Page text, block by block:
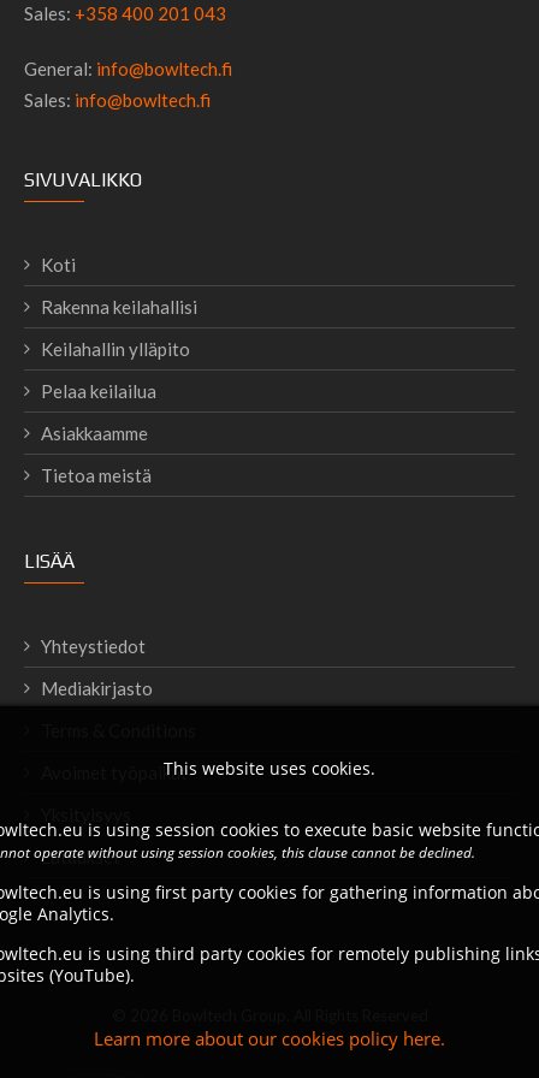
Sales: +358 400 201 043
General: info@bowltech.fi
Sales: info@bowltech.fi
SIVUVALIKKO
Koti
Rakenna keilahallisi
Keilahallin ylläpito
Pelaa keilailua
Asiakkaamme
Tietoa meistä
LISÄÄ
Yhteystiedot
Mediakirjasto
Avoimet työpaikat
Lataukset
This website uses cookies.
is using session cookies to execute basic website
operate without using session cookies, this clause cannot be declined.
is using first party cookies for gathering information
Analytics.
is using third party cookies for remotely publishing
(YouTube).
Learn more about our cookies policy here.